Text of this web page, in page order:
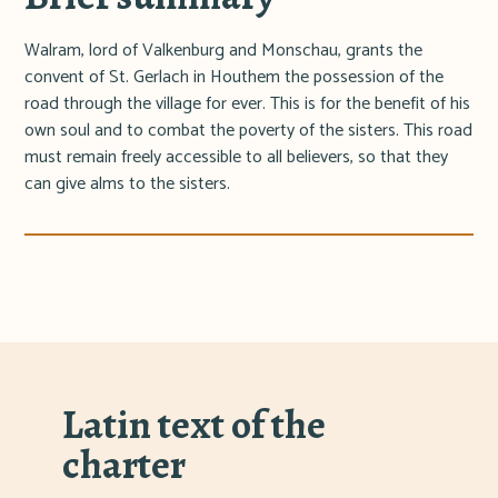
Walram, lord of Valkenburg and Monschau, grants the
convent of St. Gerlach in Houthem the possession of the
road through the village for ever. This is for the benefit of his
own soul and to combat the poverty of the sisters. This road
must remain freely accessible to all believers, so that they
can give alms to the sisters.
Latin text of the
charter